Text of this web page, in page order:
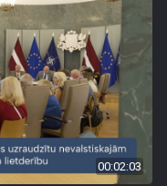
00:02:03